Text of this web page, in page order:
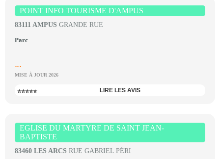
POINT INFO TOURISME D'AMPUS
83111 AMPUS GRANDE RUE
Parc
...
MISE À JOUR 2026
⭐⭐⭐⭐⭐ LIRE LES AVIS
EGLISE DU MARTYRE DE SAINT JEAN-
BAPTISTE
83460 LES ARCS RUE GABRIEL PÉRI